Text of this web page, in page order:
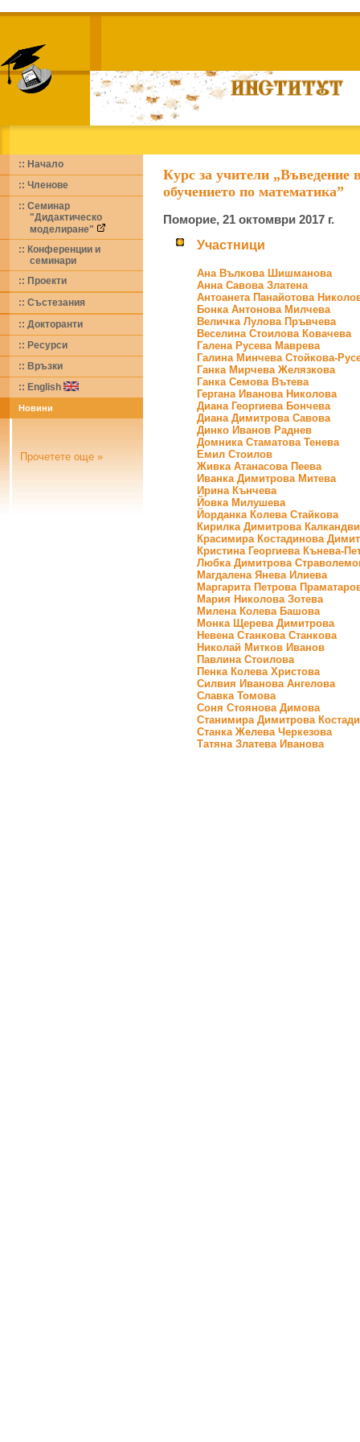
:: Начало
:: Членове
:: Семинар
"Дидактическо
моделиране"
:: Конференции и
семинари
:: Проекти
:: Състезания
:: Докторанти
:: Ресурси
:: Връзки
:: English
Новини
Прочетете още »
Курс за учители „Въведение
обучението по математика”
Поморие, 21 октомври 2017 г.
Участници
Ана Вълкова Шишманова
Анна Савова Златена
Антоанета Панайотова
Бонка Антонова Милчева
Величка Лулова Пръвчева
Веселина Стоилова Ковачева
Галена Русева Маврева
Галина Минчева Стойкова-
Ганка Мирчева Желязкова
Ганка Семова Вътева
Гергана Иванова Николова
Диана Георгиева Бончева
Диана Димитрова Савова
Динко Иванов Раднев
Домника Стаматова Тенева
Емил Стоилов
Живка Атанасова Пеева
Иванка Димитрова Митева
Ирина Кънчева
Йовка Милушева
Йорданка Колева Стайкова
Кирилка Димитрова
Красимира Костадинова
Кристина Георгиева Кънева-
Любка Димитрова
Магдалена Янева Илиева
Маргарита Петрова
Мария Николова Зотева
Милена Колева Башова
Монка Щерева Димитрова
Невена Станкова Станкова
Николай Митков Иванов
Павлина Стоилова
Пенка Колева Христова
Силвия Иванова Ангелова
Славка Томова
Соня Стоянова Димова
Станимира Димитрова
Станка Желева Черкезова
Татяна Златева Иванова